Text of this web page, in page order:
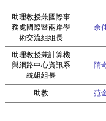
助理教授兼國際事
務處國際暨兩岸學
術交流組組長
余
助理教授兼計算機
與網路中心資訊系
統組組長
隋
助教 范